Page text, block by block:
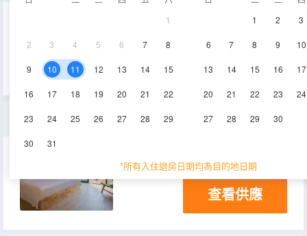
1
2 3 4 5 6 7 8
9 10 11 12 13 14 15
16 17 18 19 20 21 22
23 24 25 26 27 28 29
30 31
1
2 3
6 7 8 9 10
13 14 15 16 17
20 21 22 23 24
27 28 29 30
*所有入住退房日期均為目的地日期
18-23㎡ 空調
複式小別苑
30㎡ 1層 空調
查看供應